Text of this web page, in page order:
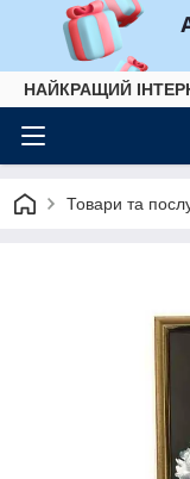
НАЙКРАЩИЙ
Товари та